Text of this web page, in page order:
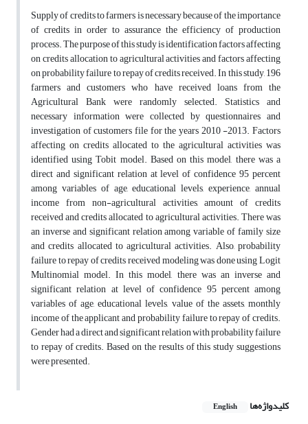
Supply of credits to farmers is necessary because of the importance
of credits in order to assurance the efficiency of production
process. The purpose of this study is identification factors affecting
on credits allocation to agricultural activities and factors affecting
on probability failure to repay of credits received. In this study, 196
farmers and customers who have received loans from the
Agricultural Bank were randomly selected. Statistics and
necessary information were collected by questionnaires and
investigation of customers file for the years 2010 -2013. Factors
affecting on credits allocated to the agricultural activities was
identified using Tobit model. Based on this model, there was a
direct and significant relation at level of confidence 95 percent
among variables of age, educational levels, experience, annual
income from non-agricultural activities, amount of credits
received and credits allocated to agricultural activities. There was
an inverse and significant relation among variable of family size
and credits allocated to agricultural activities. Also, probability
failure to repay of credits received modeling was done using Logit
Multinomial model. In this model, there was an inverse and
significant relation at level of confidence 95 percent among
variables of age, educational levels, value of the assets, monthly
income of the applicant and probability failure to repay of credits.
Gender had a direct and significant relation with probability failure
to repay of credits. Based on the results of this study suggestions
were presented.
کلیدواژه‌ها English